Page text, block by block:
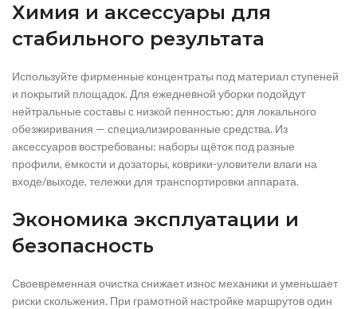
Химия и аксессуары для
стабильного результата
Используйте фирменные концентраты под материал ступеней
и покрытий площадок. Для ежедневной уборки подойдут
нейтральные составы с низкой пенностью; для локального
обезжиривания — специализированные средства. Из
аксессуаров востребованы: наборы щёток под разные
профили, ёмкости и дозаторы, коврики-уловители влаги на
входе/выходе, тележки для транспортировки аппарата.
Экономика эксплуатации и
безопасность
Своевременная очистка снижает износ механики и уменьшает
риски скольжения. При грамотной настройке маршрутов один